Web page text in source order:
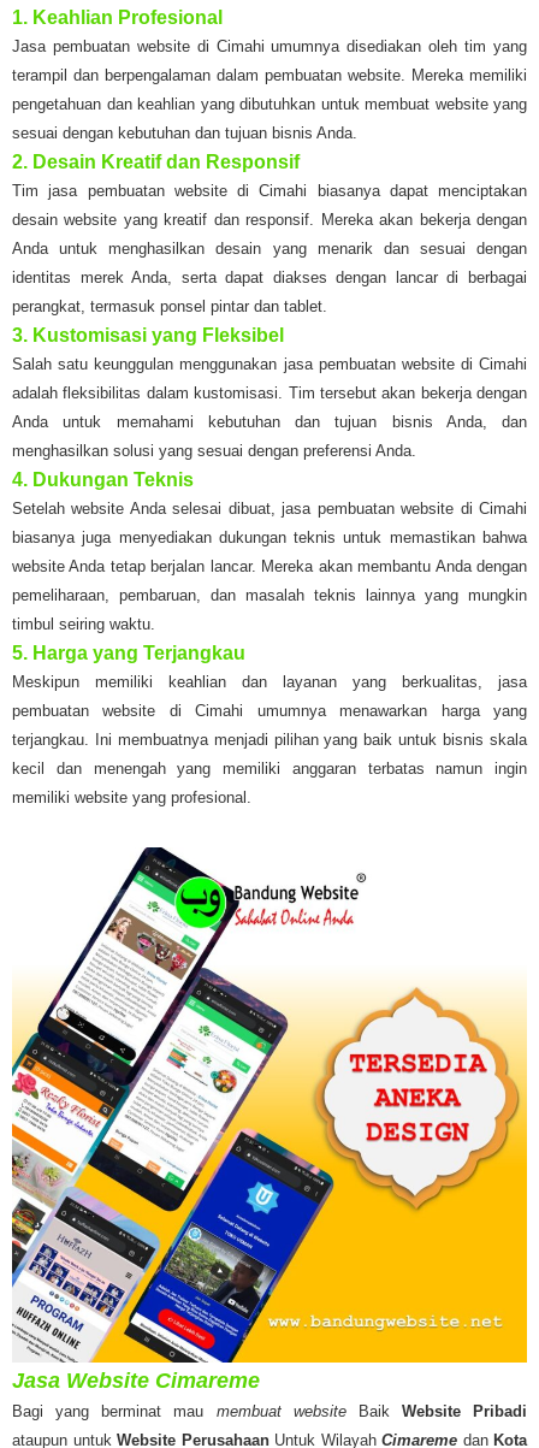
1. Keahlian Profesional
Jasa pembuatan website di Cimahi umumnya disediakan oleh tim yang
terampil dan berpengalaman dalam pembuatan website. Mereka memiliki
pengetahuan dan keahlian yang dibutuhkan untuk membuat website yang
sesuai dengan kebutuhan dan tujuan bisnis Anda.
2. Desain Kreatif dan Responsif
Tim jasa pembuatan website di Cimahi biasanya dapat menciptakan
desain website yang kreatif dan responsif. Mereka akan bekerja dengan
Anda untuk menghasilkan desain yang menarik dan sesuai dengan
identitas merek Anda, serta dapat diakses dengan lancar di berbagai
perangkat, termasuk ponsel pintar dan tablet.
3. Kustomisasi yang Fleksibel
Salah satu keunggulan menggunakan jasa pembuatan website di Cimahi
adalah fleksibilitas dalam kustomisasi. Tim tersebut akan bekerja dengan
Anda untuk memahami kebutuhan dan tujuan bisnis Anda, dan
menghasilkan solusi yang sesuai dengan preferensi Anda.
4. Dukungan Teknis
Setelah website Anda selesai dibuat, jasa pembuatan website di Cimahi
biasanya juga menyediakan dukungan teknis untuk memastikan bahwa
website Anda tetap berjalan lancar. Mereka akan membantu Anda dengan
pemeliharaan, pembaruan, dan masalah teknis lainnya yang mungkin
timbul seiring waktu.
5. Harga yang Terjangkau
Meskipun memiliki keahlian dan layanan yang berkualitas, jasa
pembuatan website di Cimahi umumnya menawarkan harga yang
terjangkau. Ini membuatnya menjadi pilihan yang baik untuk bisnis skala
kecil dan menengah yang memiliki anggaran terbatas namun ingin
memiliki website yang profesional.
Jasa Website Cimareme
Bagi yang berminat mau membuat websiteBaik Website Pribadi
ataupun untuk Website PerusahaanUntuk Wilayah Cimareme dan Kota